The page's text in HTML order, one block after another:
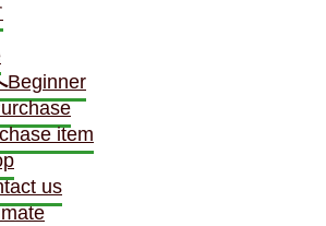
Beginner
item
us